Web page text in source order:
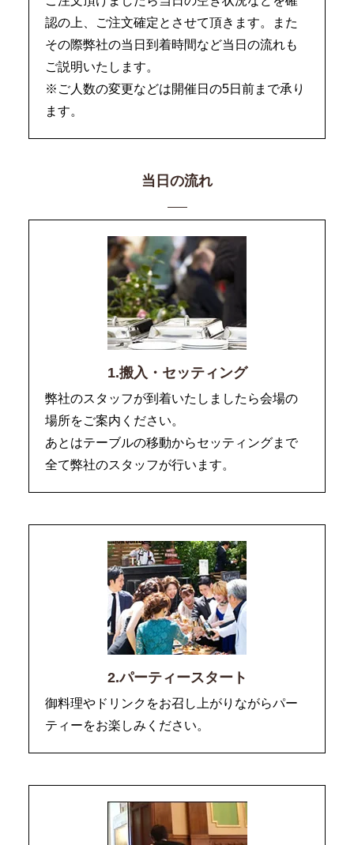
認の上、ご注文確定とさせて頂きます。また
その際弊社の当日到着時間など当日の流れも
ご説明いたします。
※ご人数の変更などは開催日の5日前まで承り
ます。
当日の流れ
1.搬入・セッティング
弊社のスタッフが到着いたしましたら会場の
場所をご案内ください。
あとはテーブルの移動からセッティングまで
全て弊社のスタッフが行います。
2.パーティースタート
御料理やドリンクをお召し上がりながらパー
ティーをお楽しみください。